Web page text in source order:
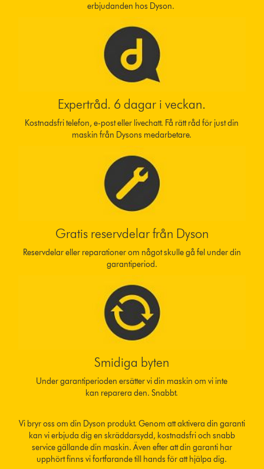
erbjudanden hos Dyson.
Expertråd. 6 dagar i veckan.
Kostnadsfri telefon, e-post eller livechatt. Få rätt råd för just din
maskin från Dysons medarbetare.
Gratis reservdelar från Dyson
Reservdelar eller reparationer om något skulle gå fel under din
garantiperiod.
Smidiga byten
Under garantiperioden ersätter vi din maskin om vi inte
kan reparera den. Snabbt.
Vi bryr oss om din Dyson produkt. Genom att aktivera din garanti
kan vi erbjuda dig en skräddarsydd, kostnadsfri och snabb
service gällande din maskin. Även efter att din garanti har
upphört finns vi fortfarande till hands för att hjälpa dig.